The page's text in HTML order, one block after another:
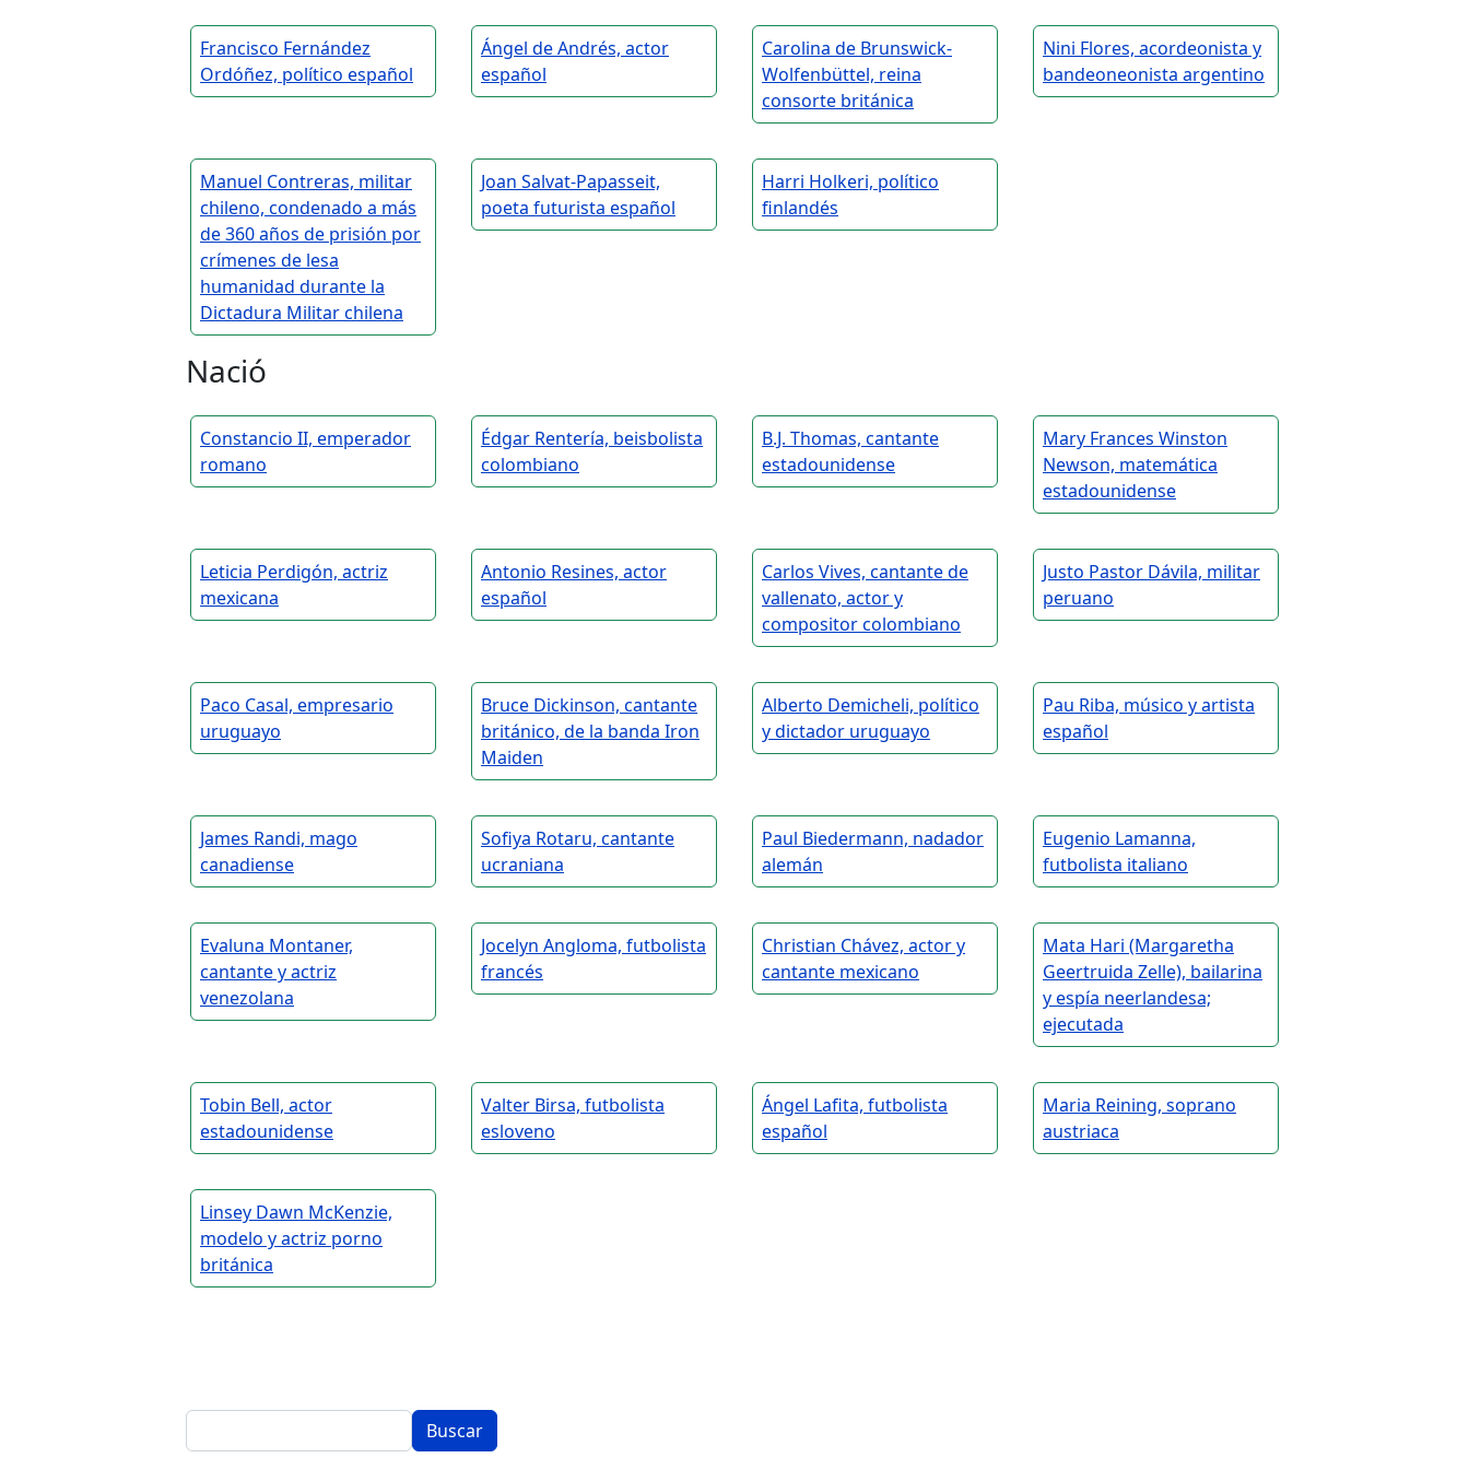
Francisco Fernández
Ordóñez, político español
Ángel de Andrés, actor
español
Carolina de Brunswick-
Wolfenbüttel, reina
consorte británica
Nini Flores, acordeonista y
bandeoneonista argentino
Manuel Contreras, militar
chileno, condenado a más
de 360 años de prisión por
crímenes de lesa
humanidad durante la
Dictadura Militar chilena
Joan Salvat-Papasseit,
poeta futurista español
Harri Holkeri, político
finlandés
Nació
Constancio II, emperador
romano
Édgar Rentería, beisbolista
colombiano
B.J. Thomas, cantante
estadounidense
Mary Frances Winston
Newson, matemática
estadounidense
Leticia Perdigón, actriz
mexicana
Antonio Resines, actor
español
Carlos Vives, cantante de
vallenato, actor y
compositor colombiano
Justo Pastor Dávila, militar
peruano
Paco Casal, empresario
uruguayo
Bruce Dickinson, cantante
británico, de la banda Iron
Maiden
Alberto Demicheli, político
y dictador uruguayo
Pau Riba, músico y artista
español
James Randi, mago
canadiense
Sofiya Rotaru, cantante
ucraniana
Paul Biedermann, nadador
alemán
Eugenio Lamanna,
futbolista italiano
Evaluna Montaner,
cantante y actriz
venezolana
Jocelyn Angloma, futbolista
francés
Christian Chávez, actor y
cantante mexicano
Mata Hari (Margaretha
Geertruida Zelle), bailarina
y espía neerlandesa;
ejecutada
Tobin Bell, actor
estadounidense
Valter Birsa, futbolista
esloveno
Ángel Lafita, futbolista
español
Maria Reining, soprano
austriaca
Linsey Dawn McKenzie,
modelo y actriz porno
británica
Buscar